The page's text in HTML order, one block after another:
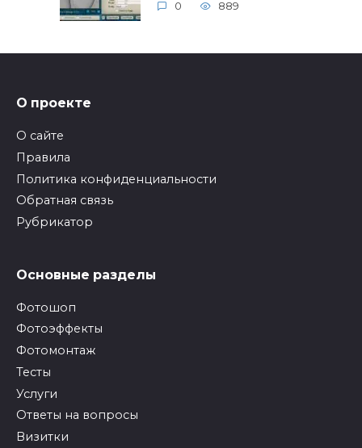
0 889
О проекте
О сайте
Правила
Политика конфиденциальности
Обратная связь
Рубрикатор
Основные разделы
Фотошоп
Фотоэффекты
Фотомонтаж
Тесты
Услуги
Ответы на вопросы
Визитки